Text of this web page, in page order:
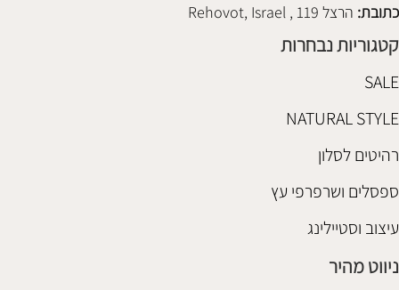
כתובת: הרצל 119 , Rehovot, Israel
קטגוריות נבחרות
SALE
NATURAL STYLE
רהיטים לסלון
ספסלים ושרפרפי עץ
עיצוב וסטיילינג
ניווט מהיר